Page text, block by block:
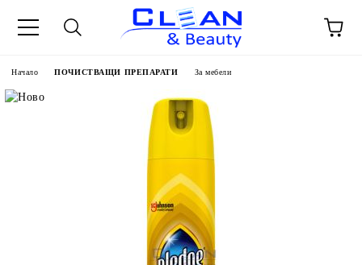
Начало ПОЧИСТВАЩИ ПРЕПАРАТИ За мебели